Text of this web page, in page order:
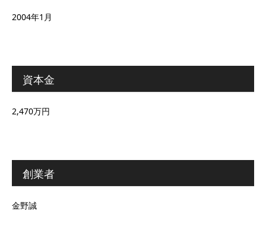
2004年1月
資本金
2,470万円
創業者
金野誠